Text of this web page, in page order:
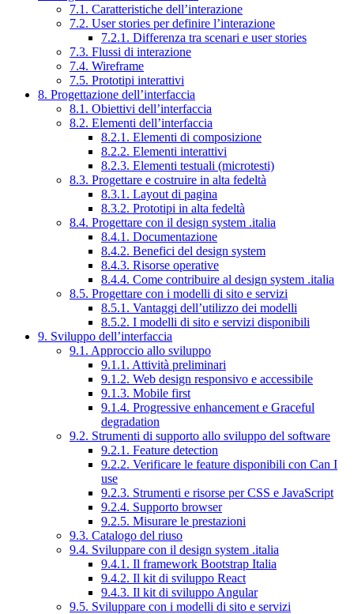
7.1. Caratteristiche dell’interazione
7.2. User stories per definire l’interazione
7.2.1. Differenza tra scenari e user stories
7.3. Flussi di interazione
7.4. Wireframe
7.5. Prototipi interattivi
8. Progettazione dell’interfaccia
8.1. Obiettivi dell’interfaccia
8.2. Elementi dell’interfaccia
8.2.1. Elementi di composizione
8.2.2. Elementi interattivi
8.2.3. Elementi testuali (microtesti)
8.3. Progettare e costruire in alta fedeltà
8.3.1. Layout di pagina
8.3.2. Prototipi in alta fedeltà
8.4. Progettare con il design system .italia
8.4.1. Documentazione
8.4.2. Benefici del design system
8.4.3. Risorse operative
8.4.4. Come contribuire al design system .italia
8.5. Progettare con i modelli di sito e servizi
8.5.1. Vantaggi dell’utilizzo dei modelli
8.5.2. I modelli di sito e servizi disponibili
9. Sviluppo dell’interfaccia
9.1. Approccio allo sviluppo
9.1.1. Attività preliminari
9.1.2. Web design responsivo e accessibile
9.1.3. Mobile first
9.1.4. Progressive enhancement e Graceful
degradation
9.2. Strumenti di supporto allo sviluppo del software
9.2.1. Feature detection
9.2.2. Verificare le feature disponibili con Can I
use
9.2.3. Strumenti e risorse per CSS e JavaScript
9.2.4. Supporto browser
9.2.5. Misurare le prestazioni
9.3. Catalogo del riuso
9.4. Sviluppare con il design system .italia
9.4.1. Il framework Bootstrap Italia
9.4.2. Il kit di sviluppo React
9.4.3. Il kit di sviluppo Angular
9.5. Sviluppare con i modelli di sito e servizi